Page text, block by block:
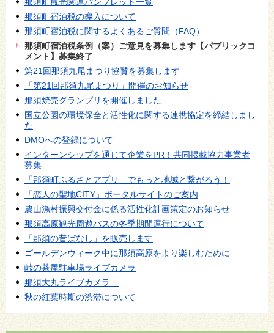
那須町観光関連パンフレット一覧
那須町宿泊税の導入について
那須町宿泊税に関するよくあるご質問（FAQ）
那須町宿泊税条例（案）ご意見を募集します【パブリックコ
メント】募集終了
第21回那須九尾まつり協賛を募集します
「第21回那須九尾まつり」開催のお知らせ
那須焼売グランプリを開催しました
国立公園の環境保全と活性化に関する連携協定を締結しまし
た
DMOへの登録について
インターンシップを通じて企業をPR！共同掲載協力事業者
募集
「那須町ふるさとアプリ」でもっと地域と繋がろう！
「恋人の聖地CITY」ポータルサイトのご案内
農山漁村振興交付金に係る活性化計画策定のお知らせ
那須高原観光周遊バスの冬季期間運行について
「那須の昔ばなし」を販売します
ゴールデンウィーク中に那須高原をより楽しむために
峠の茶屋駐車場ライブカメラ
那須大丸ライブカメラ
秋の紅葉時期の渋滞について